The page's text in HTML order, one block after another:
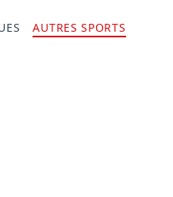
AUTRES SPORTS